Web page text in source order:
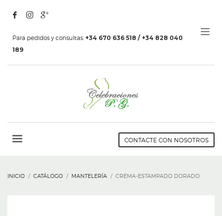
Para pedidos y consultas: +34 670 636 518 / +34 828 040
189
CONTACTE CON NOSOTROS
INICIO CATÁLOGO MANTELERÍA CREMA-ESTAMPADO DORADO